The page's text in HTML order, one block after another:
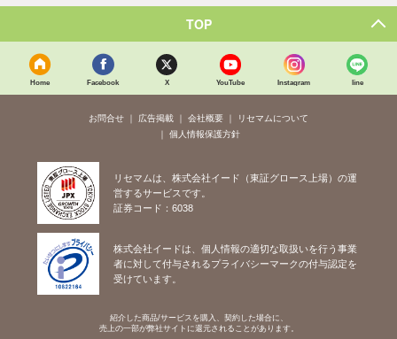
TOP
Home Facebook X YouTube Instagram line
お問合せ 広告掲載 会社概要
リセマムについて
個人情報保護方針
リセマムは、株式会社イード（東証グロース上場）の運
営するサービスです。
証券コード：6038
株式会社イードは、個人情報の適切な取扱いを行う事業
者に対して付与されるプライバシーマークの付与認定を
受けています。
紹介した商品/サービスを購入、契約した場合に、
売上の一部が弊社サイトに還元されることがあります。